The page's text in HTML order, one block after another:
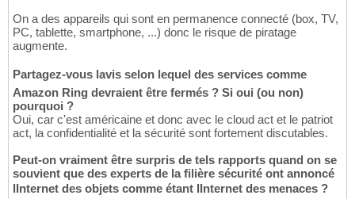
On a des appareils qui sont en permanence connecté (box, TV,
PC, tablette, smartphone, ...) donc le risque de piratage
augmente.
Partagez-vous lavis selon lequel des services comme
Amazon Ring devraient être fermés ? Si oui (ou non)
pourquoi ?
Oui, car c'est américaine et donc avec le cloud act et le patriot
act, la confidentialité et la sécurité sont fortement discutables.
Peut-on vraiment être surpris de tels rapports quand on se
souvient que des experts de la filière sécurité ont annoncé
lInternet des objets comme étant lInternet des menaces ?